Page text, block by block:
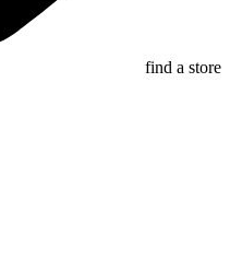
find a store